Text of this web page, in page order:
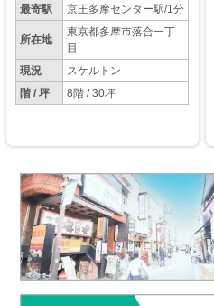
を活かしたこだわりの店舗設
計が可能です！
最寄駅 京王多摩センター駅/1分
所在地
東京都多摩市落合一丁
目
現況
スケルトン
階 / 坪
8階 / 30坪